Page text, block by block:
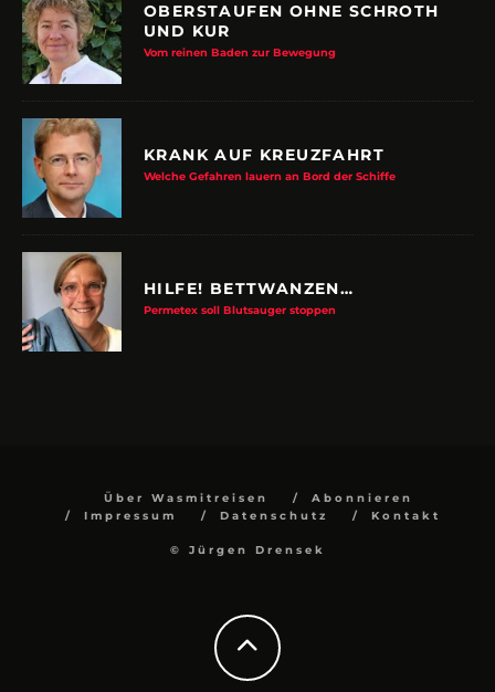
OBERSTAUFEN OHNE SCHROTH
UND KUR
Vom reinen Baden zur Bewegung
KRANK AUF KREUZFAHRT
Welche Gefahren lauern an Bord der Schiffe
HILFE! BETTWANZEN…
Permetex soll Blutsauger stoppen
Über Wasmitreisen
Abonnieren
Impressum
Datenschutz Kontakt
© Jürgen Drensek